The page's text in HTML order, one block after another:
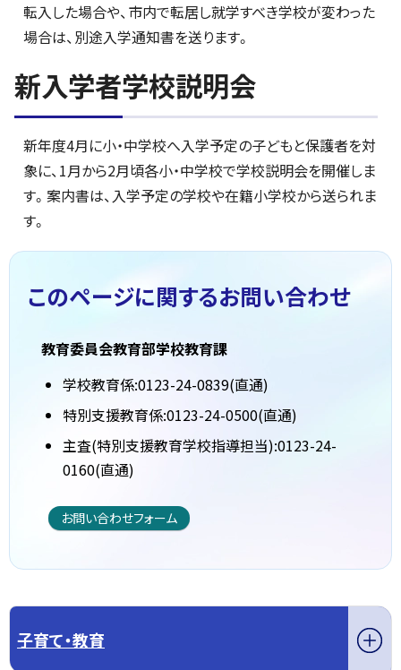
転入した場合や、市内で転居し就学すべき学校が変わった
場合は、別途入学通知書を送ります。
新入学者学校説明会
新年度4月に小・中学校へ入学予定の子どもと保護者を対
象に、1月から2月頃各小・中学校で学校説明会を開催しま
す。案内書は、入学予定の学校や在籍小学校から送られま
す。
このページに関するお問い合わせ
教育委員会教育部学校教育課
学校教育係:0123-24-0839(直通)
特別支援教育係:0123-24-0500(直通)
主査(特別支援教育学校指導担当):0123-24-
0160(直通)
お問い合わせフォーム
子育て・教育